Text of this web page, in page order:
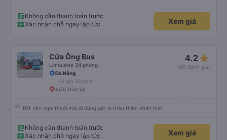
Không cần thanh toán trước
Xác nhận chỗ ngay lập tức
Xem giá
Cửa Ông Bus
Limousine 34 phòng
4.2 star_rate
(65 đánh giá)
Đà Nẵng
16 giờ 30 phút
Số 5 Trần Vỹ
Rất tiện nghi thoải mái đi đúng giờ .lx thân thiện nhiệt tình
Không cần thanh toán trước
Xác nhận chỗ ngay lập tức
Xem giá